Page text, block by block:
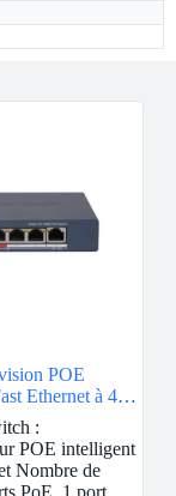
POE
Ethernet à 4
:
POE intelligent
Nombre de
PoE, 1 port